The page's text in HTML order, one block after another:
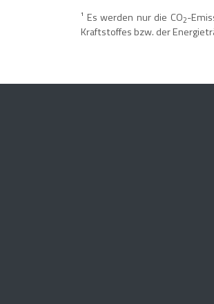
¹ Es werden nur die CO2-
Kraftstoffes bzw. der